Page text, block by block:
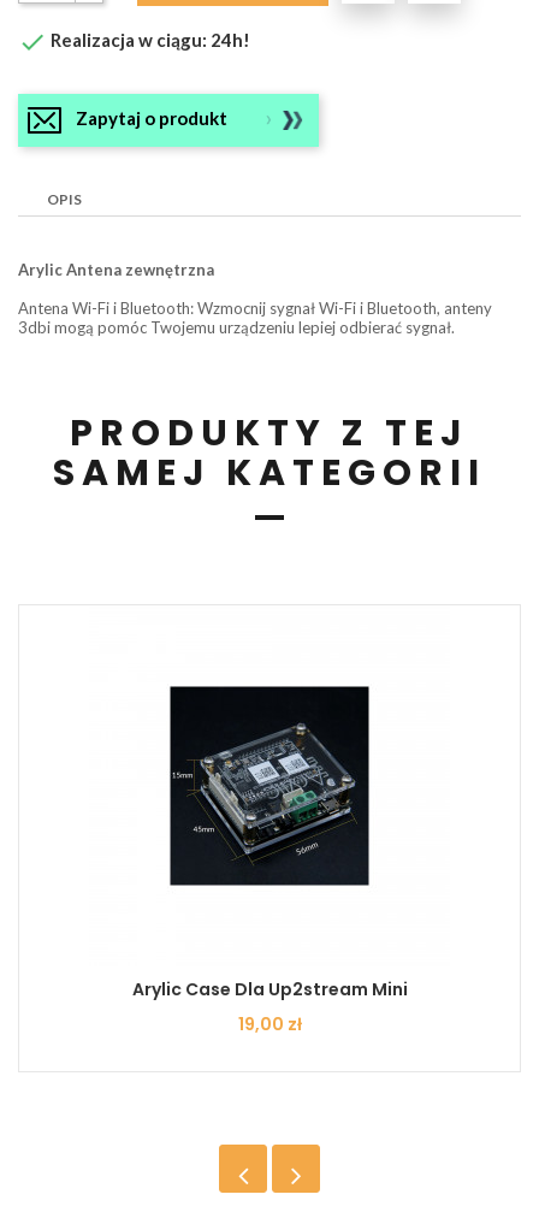
 Realizacja w ciągu: 24h!
Zapytaj o produkt
OPIS
Arylic Antena zewnętrzna
Antena Wi-Fi i Bluetooth: Wzmocnij sygnał Wi-Fi i Bluetooth, anteny
3dbi mogą pomóc Twojemu urządzeniu lepiej odbierać sygnał.
PRODUKTY Z TEJ
SAMEJ KATEGORII
Arylic Case Dla Up2stream Mini
Cena
19,00 zł